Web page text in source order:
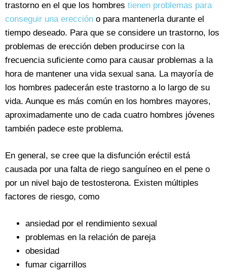
trastorno en el que los hombres tienen problemas para
conseguir una erección o para mantenerla durante el
tiempo deseado. Para que se considere un trastorno, los
problemas de erección deben producirse con la
frecuencia suficiente como para causar problemas a la
hora de mantener una vida sexual sana. La mayoría de
los hombres padecerán este trastorno a lo largo de su
vida. Aunque es más común en los hombres mayores,
aproximadamente uno de cada cuatro hombres jóvenes
también padece este problema.
En general, se cree que la disfunción eréctil está
causada por una falta de riego sanguíneo en el pene o
por un nivel bajo de testosterona. Existen múltiples
factores de riesgo, como
ansiedad por el rendimiento sexual
problemas en la relación de pareja
obesidad
fumar cigarrillos